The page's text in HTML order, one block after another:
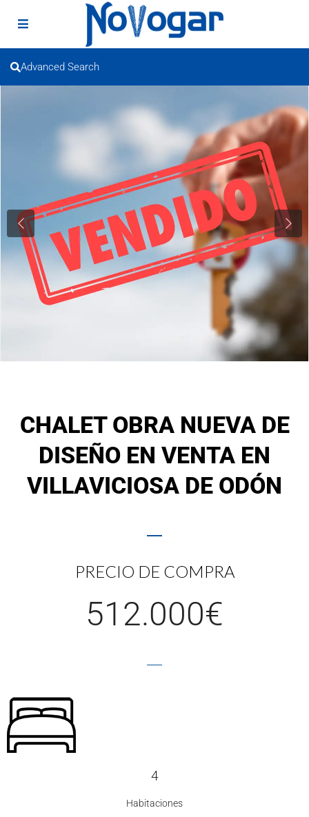
Advanced Search
Previous Next
CHALET OBRA NUEVA DE
DISEÑO EN VENTA EN
VILLAVICIOSA DE ODÓN
PRECIO DE COMPRA
512.000€
4
Habitaciones